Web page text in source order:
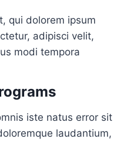
qui dolorem ipsum
adipisci velit,
modi tempora
iste natus error sit
laudantium,